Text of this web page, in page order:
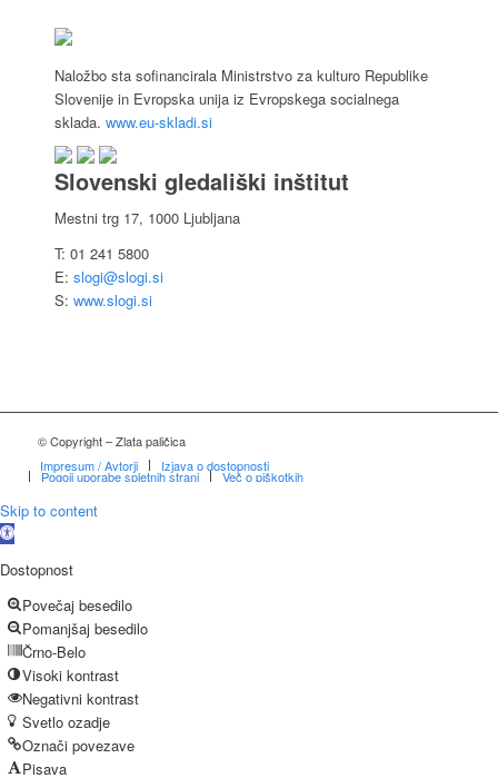
Naložbo sta sofinancirala Ministrstvo za kulturo Republike
Slovenije in Evropska unija iz Evropskega socialnega
sklada. www.eu-skladi.si
Slovenski gledališki inštitut
Mestni trg 17, 1000 Ljubljana
T: 01 241 5800
E: slogi@slogi.si
S: www.slogi.si
© Copyright – Zlata paličica
Impresum / Avtorji
Izjava o dostopnosti
Pogoji uporabe spletnih strani Več o piškotkih
Skip to content
Open
Dostopnost
Povečaj besedilo
Pomanjšaj besedilo
Črno-Belo
Visoki kontrast
Negativni kontrast
Svetlo ozadje
Označi povezave
Pisava